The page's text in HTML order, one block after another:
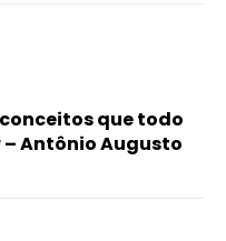
que todo
Antônio Augusto